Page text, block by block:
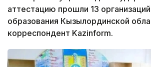
аттестацию прошли 13
образования Кызылординской
корреспондент Kazinform.